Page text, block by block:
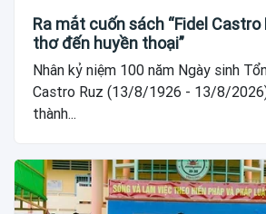
Ra mắt cuốn sách “Fidel
thơ đến huyền thoại”
Nhân kỷ niệm 100 năm Ngày sinh
Castro Ruz (13/8/1926 - 13/8/
thành...